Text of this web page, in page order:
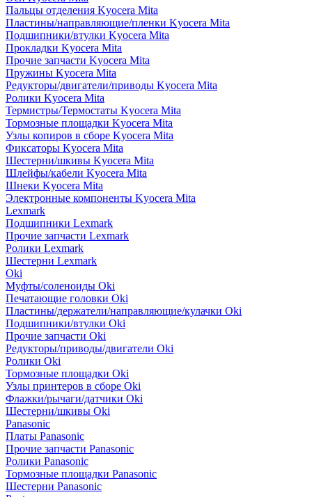
Пальцы отделения Kyocera Mita
Пластины/направляющие/пленки Kyocera Mita
Подшипники/втулки Kyocera Mita
Прокладки Kyocera Mita
Прочие запчасти Kyocera Mita
Пружины Kyocera Mita
Редукторы/двигатели/приводы Kyocera Mita
Ролики Kyocera Mita
Термистры/Термостаты Kyocera Mita
Тормозные площадки Kyocera Mita
Узлы копиров в сборе Kyocera Mita
Фиксаторы Kyocera Mita
Шестерни/шкивы Kyocera Mita
Шлейфы/кабели Kyocera Mita
Шнеки Kyocera Mita
Электронные компоненты Kyocera Mita
Lexmark
Подшипники Lexmark
Прочие запчасти Lexmark
Ролики Lexmark
Шестерни Lexmark
Oki
Муфты/соленоиды Oki
Печатающие головки Oki
Пластины/держатели/направляющие/кулачки Oki
Подшипники/втулки Oki
Прочие запчасти Oki
Редукторы/приводы/двигатели Oki
Ролики Oki
Тормозные площадки Oki
Узлы принтеров в сборе Oki
Флажки/рычаги/датчики Oki
Шестерни/шкивы Oki
Panasonic
Платы Panasonic
Прочие запчасти Panasonic
Ролики Panasonic
Тормозные площадки Panasonic
Шестерни Panasonic